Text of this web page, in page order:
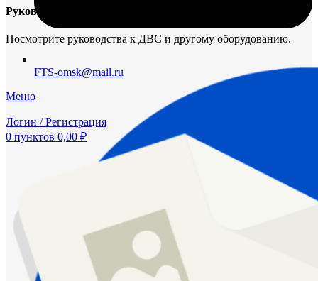
FTS-omsk@mail.ru
Меню
Логин / Регистрация
0 пунктов 0,00 ₽
Руководства и инструкции
Посмотрите руководства к ДВС и другому оборудованию.